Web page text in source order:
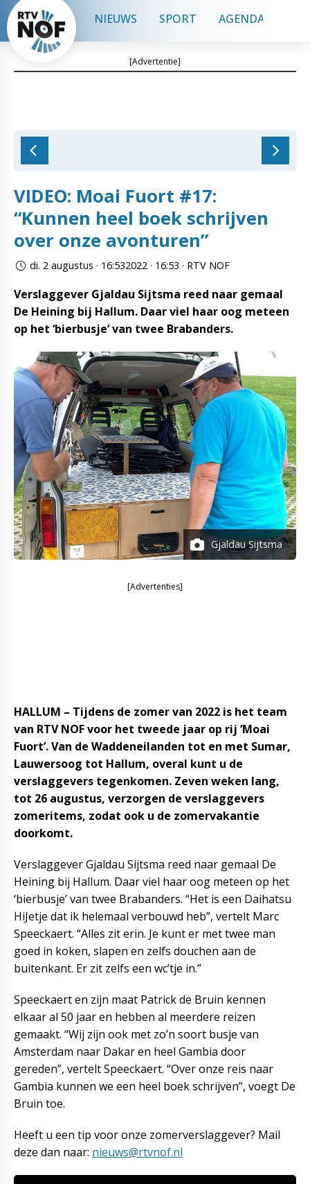
NIEUWS SPORT AGENDA
[Advertentie]
VIDEO: Moai Fuort #17:
“Kunnen heel boek schrijven
over onze avonturen”
di. 2 augustus · 16:532022 · 16:53 · RTV NOF
Verslaggever Gjaldau Sijtsma reed naar gemaal
De Heining bij Hallum. Daar viel haar oog meteen
op het ‘bierbusje’ van twee Brabanders.
Gjaldau Sijtsma
[Advertenties]
HALLUM – Tijdens de zomer van 2022 is het team
van RTV NOF voor het tweede jaar op rij ‘Moai
Fuort’. Van de Waddeneilanden tot en met Sumar,
Lauwersoog tot Hallum, overal kunt u de
verslaggevers tegenkomen. Zeven weken lang,
tot 26 augustus, verzorgen de verslaggevers
zomeritems, zodat ook u de zomervakantie
doorkomt.
Verslaggever Gjaldau Sijtsma reed naar gemaal De
Heining bij Hallum. Daar viel haar oog meteen op het
‘bierbusje’ van twee Brabanders. “Het is een Daihatsu
HiJetje dat ik helemaal verbouwd heb”, vertelt Marc
Speeckaert. “Alles zit erin. Je kunt er met twee man
goed in koken, slapen en zelfs douchen aan de
buitenkant. Er zit zelfs een wc’tje in.”
Speeckaert en zijn maat Patrick de Bruin kennen
elkaar al 50 jaar en hebben al meerdere reizen
gemaakt. “Wij zijn ook met zo’n soort busje van
Amsterdam naar Dakar en heel Gambia door
gereden”, vertelt Speeckaert. “Over onze reis naar
Gambia kunnen we een heel boek schrijven”, voegt De
Bruin toe.
Heeft u een tip voor onze zomerverslaggever? Mail
deze dan naar: nieuws@rtvnof.nl